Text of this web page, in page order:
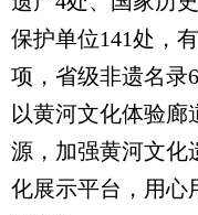
保护单位141处，
项，省级非遗名录
以黄河文化体验廊
源，加强黄河文化
化展示平台，用心